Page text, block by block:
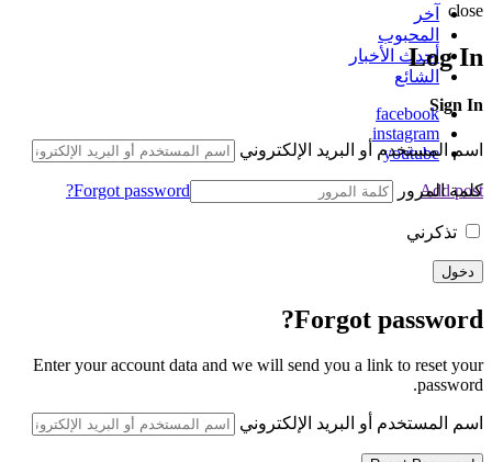
آخر
المحبوب
أحدث الأخبار
الشائع
facebook
instagram
youtube
Add post
close
Log In
Sign In
اسم المستخدم أو البريد الإلكتروني
كلمة المرور Forgot password?
تذكرني
Forgot password?
Enter your account data and we will send you a link to reset your
password.
اسم المستخدم أو البريد الإلكتروني